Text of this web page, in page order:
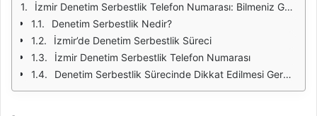
İzmir Denetim Serbestlik Telefon Numarası: Bilmeniz Gerekenler
Denetim Serbestlik Nedir?
İzmir’de Denetim Serbestlik Süreci
İzmir Denetim Serbestlik Telefon Numarası
Denetim Serbestlik Sürecinde Dikkat Edilmesi Gerekenler